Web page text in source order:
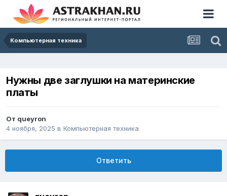
Компьютерная техника
Нужны две заглушки на материнские
платы
От queyron
4 ноября, 2025 в Компьютерная техника
Ответить